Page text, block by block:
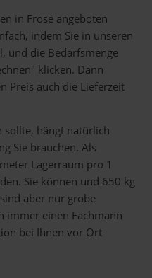
in Frose angeboten
indem Sie in unseren
und die Bedarfsmenge
klicken. Dann
Preis auch die Lieferzeit
sollte, hängt natürlich
Sie brauchen. Als
Lagerraum pro 1
Sie können und 650 kg
aber nur grobe
immer einen Fachmann
bei Ihnen vor Ort